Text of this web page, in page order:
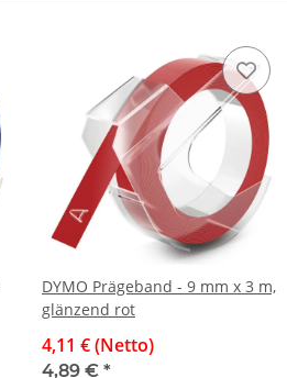
DYMO Prägeband - 9 mm x 3 m,
glänzend rot
4,11 € (Netto)
4,89 € *